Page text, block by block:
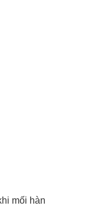
mối hàn